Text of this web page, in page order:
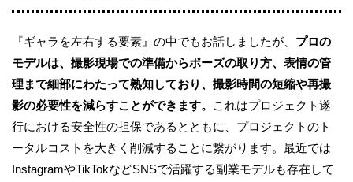
『ギャラを左右する要素』の中でもお話しましたが、 プロの
モデルは、撮影現場での準備からポーズの取り方、表情の管
理まで細部にわたって熟知しており、撮影時間の短縮や再撮
影の必要性を減らすことができます。
これはプロジェクト遂
行における安全性の担保であるとともに、プロジェクトのト
ータルコストを大きく削減することに繋がります。最近では
InstagramやTikTokなどSNSで活躍する副業モデルも存在して